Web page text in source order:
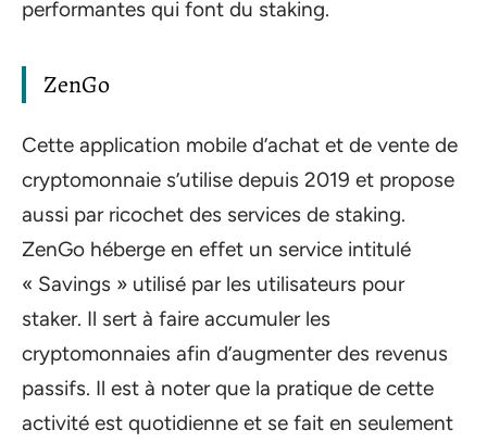
performantes qui font du staking.
ZenGo
Cette application mobile d’achat et de vente de
cryptomonnaie s’utilise depuis 2019 et propose
aussi par ricochet des services de staking.
ZenGo héberge en effet un service intitulé
« Savings » utilisé par les utilisateurs pour
staker. Il sert à faire accumuler les
cryptomonnaies afin d’augmenter des revenus
passifs. Il est à noter que la pratique de cette
activité est quotidienne et se fait en seulement